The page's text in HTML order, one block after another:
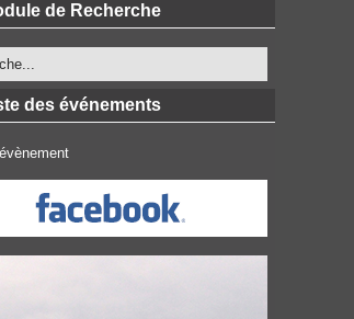
de Recherche
des événements